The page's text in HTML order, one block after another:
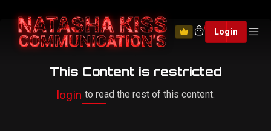
Login
This Content is restricted
login to read the rest of this content.